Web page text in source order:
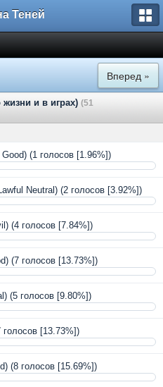
Теней
Вперед »
и в играх) (51
(1 голосов [1.96%])
Neutral) (2 голосов [3.92%])
(4 голосов [7.84%])
(7 голосов [13.73%])
(5 голосов [9.80%])
голосов [13.73%])
(8 голосов [15.69%])